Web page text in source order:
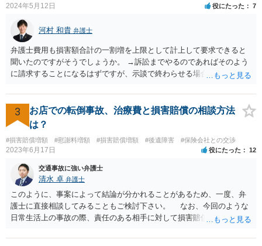
2024年5月12日 役にたった 7
河村 和貴 弁護士
弁護士費用も損害額合計の一割増を上限として計上して要求できると
聞いたのですがそうでしょうか。 →訴訟までやるのであればそのよう
に請求することになるはずですが、示談で終わらせる場合には、そこ
ならほとんど充足できるか多くが返ってくるイメージなので頼むのも
いいかなと思うのですが。 →LAC基準でもそうかもしれませんし、交
通事故事案ではより定額の費用としている法律事務所も多いように思
います。費用面も含めて、弁護士さんを検討してみるとよいかもしれ
ませんね。 かなり具体的な話も多くなっているので、法律事務所に問
い合わせてみるとよいと思います。
3
お店での転倒事故、治療費と損害賠償の相談方法
は？
#損害賠償増額 #慰謝料増額 #損害賠償増額 #後遺障害 #保険会社との交渉
2023年6月17日 役にたった 12
交通事故に強い弁護士
清水 卓 弁護士
このように、事案によって結論が分かれることがあるため、一度、弁
護士に直接相談してみることもご検討下さい。 なお、今回のような
日常生活上の事故の際、責任のある相手に対して損害賠償請求する際
す（ご自宅の火災保険や自動車の任意保険等を確認してみて下さい。